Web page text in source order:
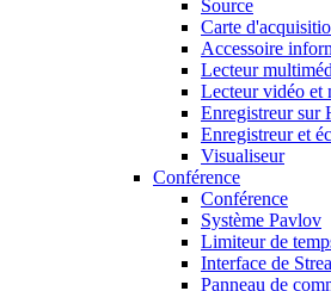
Source
Carte
Accessoire
Lecteur
Lecteur vidéo et
Enregistreur sur
Enregistreur et
Visualiseur
Conférence
Conférence
Système Pavlov
Limiteur de
Interface de
Panneau de